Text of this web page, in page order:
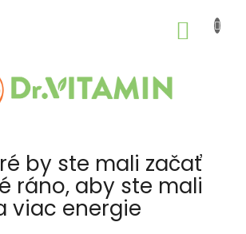
by ste mali začať
ráno, aby ste mali
viac energie